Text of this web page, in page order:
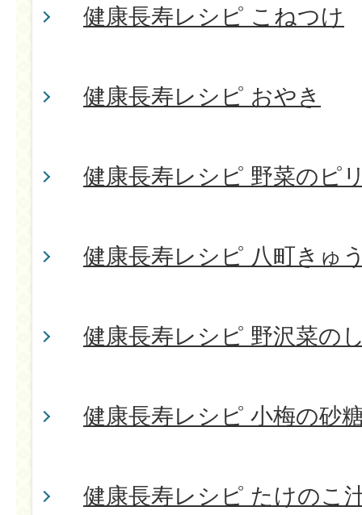
健康長寿レシピ こねつけ
健康長寿レシピ おやき
健康長寿レシピ 野菜のピ
健康長寿レシピ 八町きゅ
健康長寿レシピ 野沢菜の
健康長寿レシピ 小梅の砂
健康長寿レシピ たけのこ